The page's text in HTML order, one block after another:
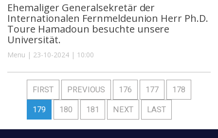
Ehemaliger Generalsekretär der
Internationalen Fernmeldeunion Herr Ph.D.
Toure Hamadoun besuchte unsere
Universität.
Menu | 23-10-2024 | 10:00
FIRST PREVIOUS 176 177 178
179 180 181 NEXT LAST